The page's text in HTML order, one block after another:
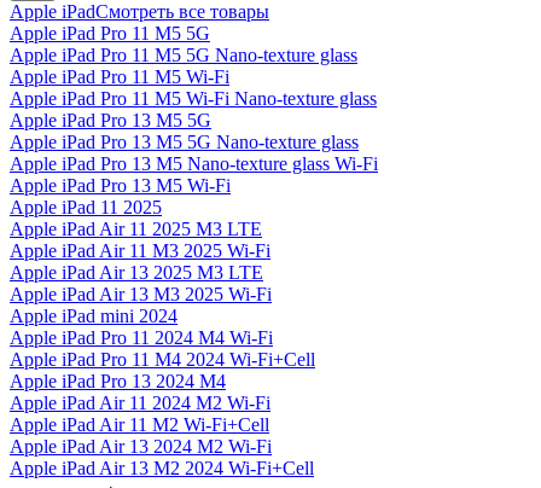
Apple iPadСмотреть все товары
Apple iPad Pro 11 M5 5G
Apple iPad Pro 11 M5 5G Nano-texture glass
Apple iPad Pro 11 M5 Wi-Fi
Apple iPad Pro 11 M5 Wi-Fi Nano-texture glass
Apple iPad Pro 13 M5 5G
Apple iPad Pro 13 M5 5G Nano-texture glass
Apple iPad Pro 13 M5 Nano-texture glass Wi-Fi
Apple iPad Pro 13 M5 Wi-Fi
Apple iPad 11 2025
Apple iPad Air 11 2025 M3 LTE
Apple iPad Air 11 M3 2025 Wi-Fi
Apple iPad Air 13 2025 M3 LTE
Apple iPad Air 13 M3 2025 Wi-Fi
Apple iPad mini 2024
Apple iPad Pro 11 2024 M4 Wi-Fi
Apple iPad Pro 11 M4 2024 Wi-Fi+Cell
Apple iPad Pro 13 2024 M4
Apple iPad Air 11 2024 M2 Wi-Fi
Apple iPad Air 11 M2 Wi-Fi+Cell
Apple iPad Air 13 2024 M2 Wi-Fi
Apple iPad Air 13 M2 2024 Wi-Fi+Cell